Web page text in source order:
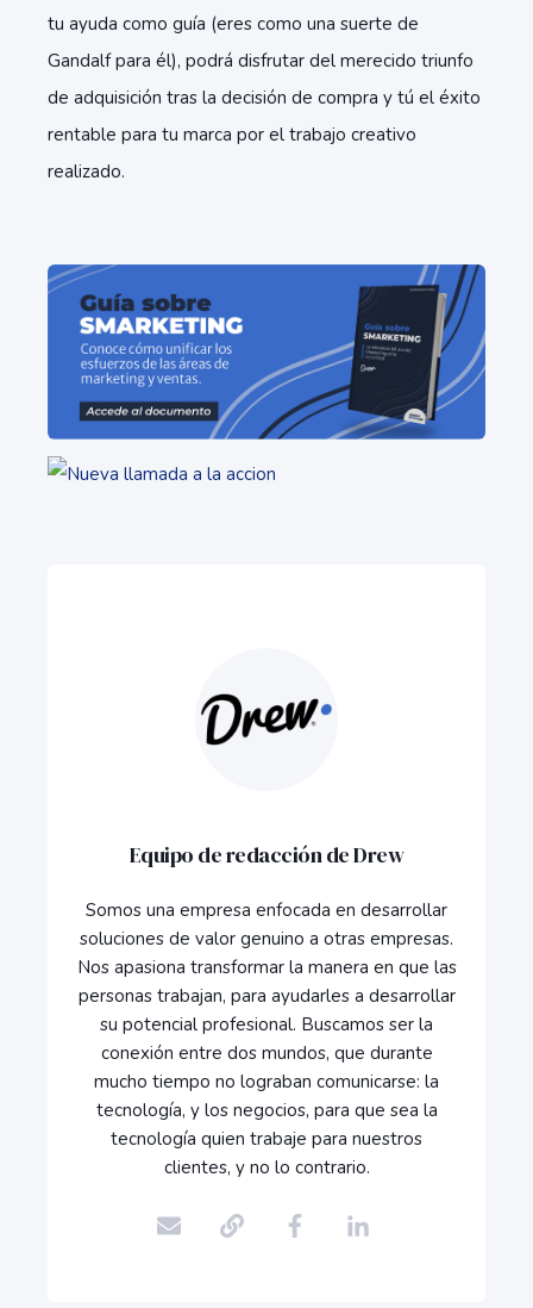
tu ayuda como guía (eres como una suerte de
Gandalf para él), podrá disfrutar del merecido triunfo
de adquisición tras la decisión de compra y tú el éxito
rentable para tu marca por el trabajo creativo
realizado.
Equipo de redacción de Drew
Somos una empresa enfocada en desarrollar
soluciones de valor genuino a otras empresas.
Nos apasiona transformar la manera en que las
personas trabajan, para ayudarles a desarrollar
su potencial profesional. Buscamos ser la
conexión entre dos mundos, que durante
mucho tiempo no lograban comunicarse: la
tecnología, y los negocios, para que sea la
tecnología quien trabaje para nuestros
clientes, y no lo contrario.